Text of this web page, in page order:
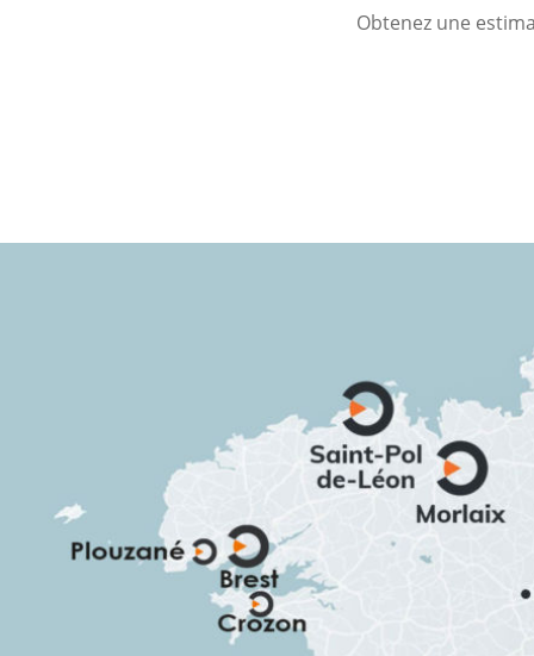
Obtenez une